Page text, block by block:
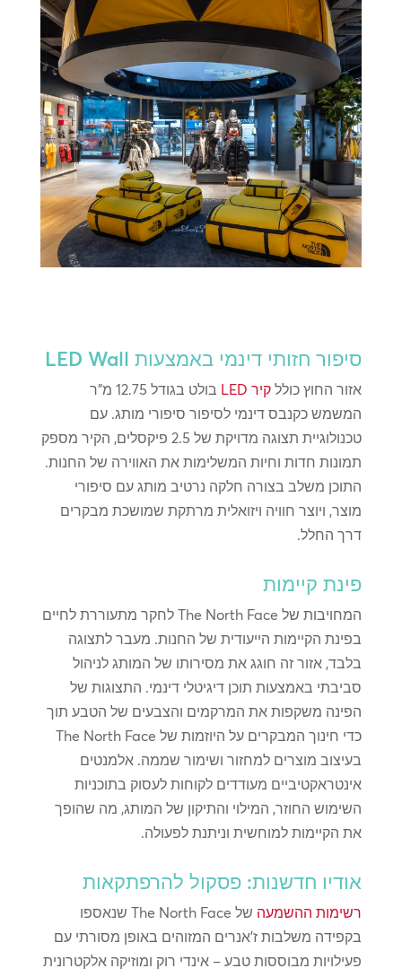
סיפור חזותי דינמי באמצעות LED Wall
אזור החוץ כולל קיר LED
בולט בגודל 12.75 מ"ר
המשמש כקנבס דינמי לסיפור סיפורי מותג. עם
טכנולוגיית תצוגה מדויקת של 2.5 פיקסלים, הקיר מספק
תמונות חדות וחיות המשלימות את האווירה של החנות.
התוכן משלב בצורה חלקה נרטיב מותג עם סיפורי
מוצר, ויוצר חוויה ויזואלית מרתקת שמושכת מבקרים
דרך החלל.
פינת קיימות
המחויבות של The North Face לחקר מתעוררת לחיים
בפינת הקיימות הייעודית של החנות. מעבר לתצוגה
בלבד, אזור זה חוגג את מסירותו של המותג לניהול
סביבתי באמצעות תוכן דיגיטלי דינמי. התצוגות של
הפינה משקפות את המרקמים והצבעים של הטבע תוך
כדי חינוך המבקרים על היוזמות של The North Face
בעיצוב מוצרים למחזור ושימור שממה. אלמנטים
אינטראקטיביים מעודדים לקוחות לעסוק בתוכניות
השימוש החוזר, המילוי והתיקון של המותג, מה שהופך
את הקיימות למוחשית וניתנת לפעולה.
אודיו חדשנות: פסקול להרפתקאות
רשימות ההשמעה
של The North Face שנאספו
בקפידה משלבות ז'אנרים המזוהים באופן מסורתי עם
פעילויות מבוססות טבע – אינדי רוק ומוזיקה אלקטרונית